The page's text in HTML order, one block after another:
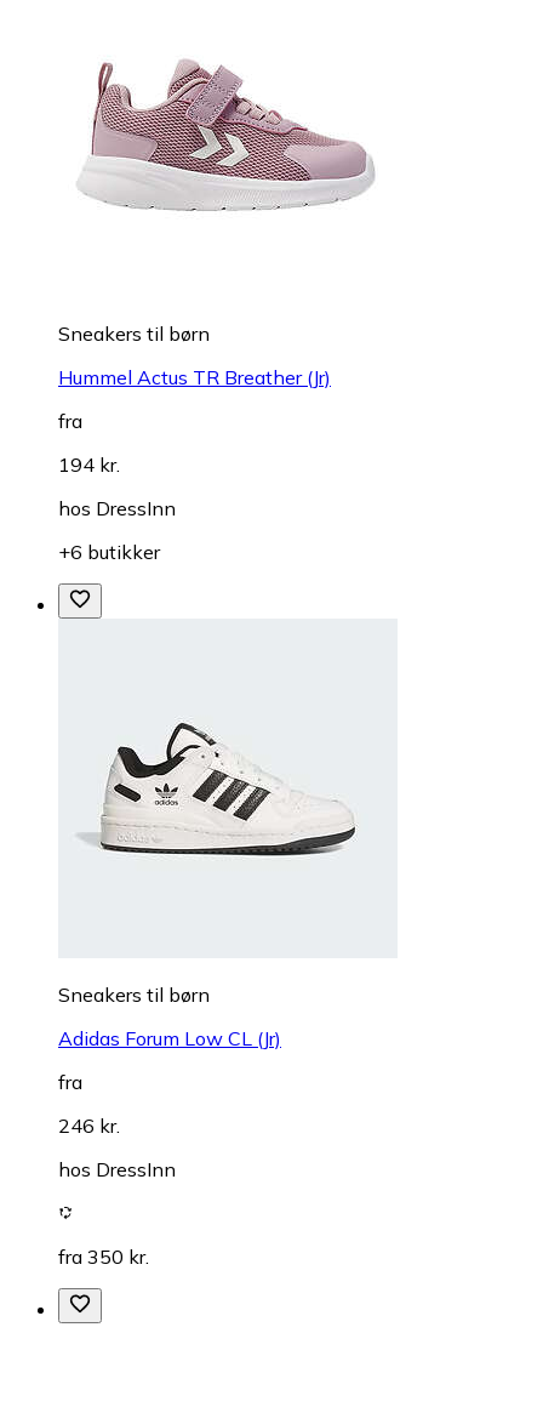
Sneakers til børn
Hummel Actus TR Breather (Jr)
fra
194 kr.
hos DressInn
+6 butikker
Sneakers til børn
Adidas Forum Low CL (Jr)
fra
246 kr.
hos DressInn
fra 350 kr.